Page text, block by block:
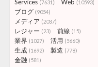
Services (7631) Web (10593)
ブログ (9054)
メディア (2037)
レジャー (23) 前線 (15)
業界 (1027) 活用 (5660)
生成 (1692) 製造 (778)
金融 (581)